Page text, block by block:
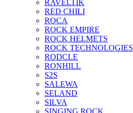
RAVELTIK
RED CHILI
ROCA
ROCK EMPIRE
ROCK HELMETS
ROCK TECHNOLOGIES
RODCLE
RONHILL
S2S
SALEWA
SELAND
SILVA
SINGING ROCK